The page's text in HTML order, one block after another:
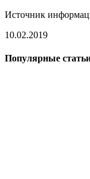
Источник
10.02.2019
Популярные